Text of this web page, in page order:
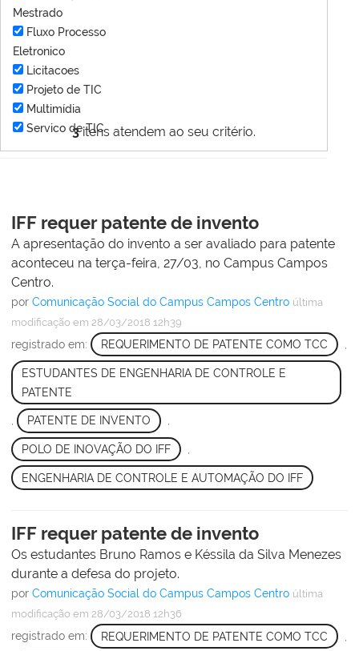
3itens atendem ao seu critério.
Mestrado
Fluxo Processo
Eletronico
Licitacoes
Projeto de TIC
Multimídia
Servico de TIC
IFF requer patente de invento
A apresentação do invento a ser avaliado para patente
aconteceu na terça-feira, 27/03, no Campus Campos
Centro.
por Comunicação Social do Campus Campos Centro última
modificação em 28/03/2018 12h39
registrado em: REQUERIMENTO DE PATENTE COMO TCC
ESTUDANTES DE ENGENHARIA DE CONTROLE E
PATENTE
, PATENTE DE INVENTO ,
POLO DE INOVAÇÃO DO IFF
ENGENHARIA DE CONTROLE E AUTOMAÇÃO DO IFF
IFF requer patente de invento
Os estudantes Bruno Ramos e Késsila da Silva Menezes
durante a defesa do projeto.
por Comunicação Social do Campus Campos Centro última
modificação em 28/03/2018 12h36
registrado em: REQUERIMENTO DE PATENTE COMO TCC